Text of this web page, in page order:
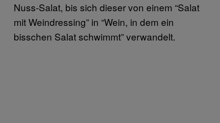
Nuss-Salat, bis sich dieser von einem “Salat
mit Weindressing” in “Wein, in dem ein
bisschen Salat schwimmt” verwandelt.